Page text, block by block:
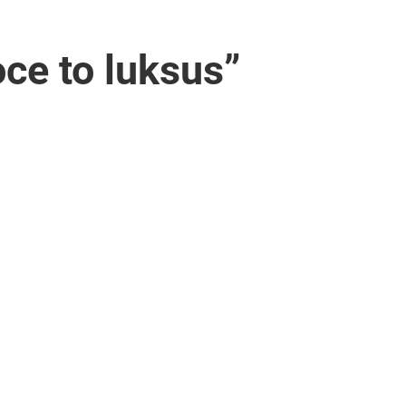
to luksus”